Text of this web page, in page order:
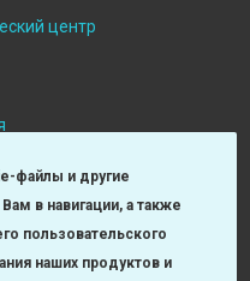
центр
файлы и другие
в навигации, а также
пользовательского
наших продуктов и